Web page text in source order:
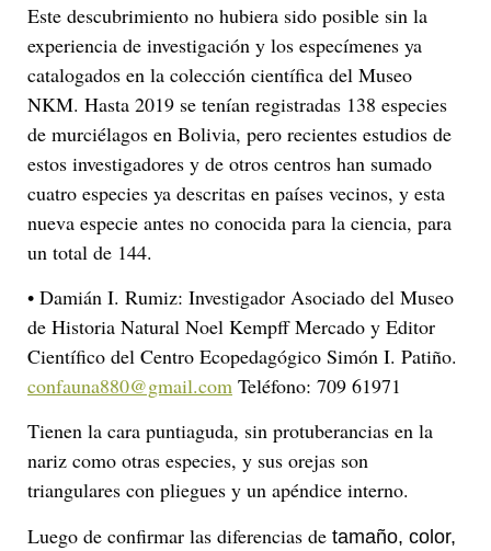
Este descubrimiento no hubiera sido posible sin la
experiencia de investigación y los especímenes ya
catalogados en la colección científica del Museo
NKM. Hasta 2019 se tenían registradas 138 especies
de murciélagos en Bolivia, pero recientes estudios de
estos investigadores y de otros centros han sumado
cuatro especies ya descritas en países vecinos, y esta
nueva especie antes no conocida para la ciencia, para
un total de 144.
• Damián I. Rumiz: Investigador Asociado del Museo
de Historia Natural Noel Kempff Mercado y Editor
Científico del Centro Ecopedagógico Simón I. Patiño.
confauna880@gmail.com Teléfono: 709 61971
Tienen la cara puntiaguda, sin protuberancias en la
nariz como otras especies, y sus orejas son
triangulares con pliegues y un apéndice interno.
Luego de confirmar las diferencias de tamaño, color,